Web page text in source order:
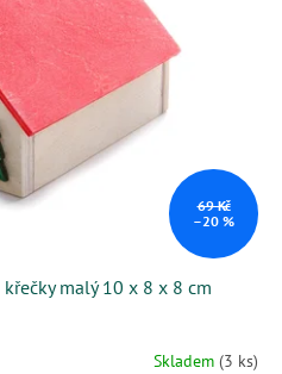
69 Kč
–20 %
malý 10 x 8 x 8 cm
Skladem (3 ks)